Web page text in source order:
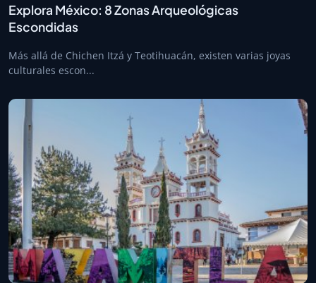
Explora México: 8 Zonas Arqueológicas
Escondidas
Más allá de Chichen Itzá y Teotihuacán, existen varias joyas
culturales escon...